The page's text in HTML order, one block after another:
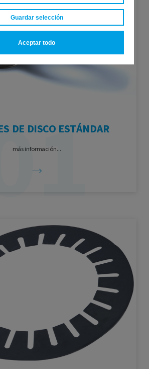
Guardar selección
Aceptar todo
DE DISCO ESTÁNDAR
más información...